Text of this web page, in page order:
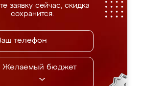
заявку сейчас, скидка
сохранится.
Желаемый бюджет